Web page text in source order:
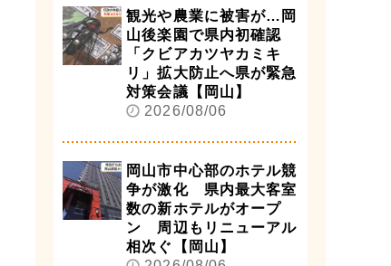
観光や農業に被害が…岡
山後楽園で県内初確認
「クビアカツヤカミキ
リ」拡大防止へ県が緊急
対策会議【岡山】
2026/08/06
岡山市中心部のホテル競
争が激化 県内最大客室
数の新ホテルがオープ
ン 周辺もリニューアル
相次ぐ【岡山】